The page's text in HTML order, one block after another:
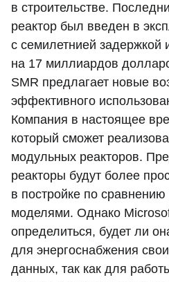
в строительстве.
реактор был введен в
с семилетнией
на 17 миллиардов
SMR предлагает новые
эффективного
Компания в настоящее
который сможет
модульных реакторов.
реакторы будут более
в постройке по
моделями. Однако
определиться, будет ли
для энергоснабжения
данных, так как для